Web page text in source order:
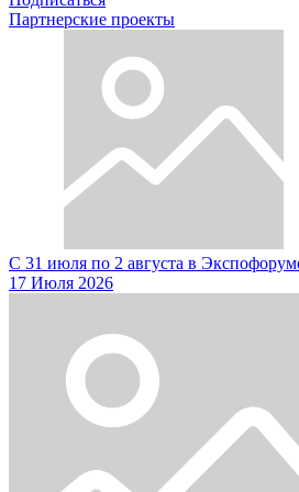
Партнерские проекты
С 31 июля по 2 августа в
17 Июля 2026